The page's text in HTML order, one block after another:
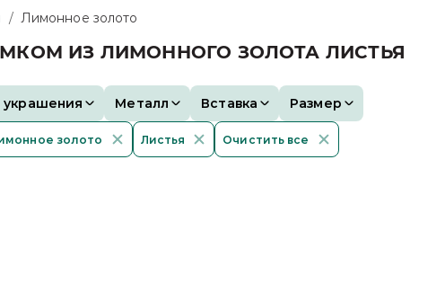
/ Лимонное золото
ИЗ ЛИМОННОГО ЗОЛОТА ЛИСТЬЯ
украшения Металл Вставка Размер
золото Листья Очистить все